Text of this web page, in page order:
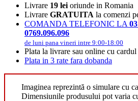
Livrare 19 lei oriunde in Romania
Livrare GRATUITA la comenzi
COMANDA TELEFONIC LA
0769.096.096
de luni pana vineri intre 9:00-18:00
Plata la livrare sau online cu cardul
Plata in 3 rate fara dobanda
Imaginea reprezintă o simulare cu
Dimensiunile produsului pot varia